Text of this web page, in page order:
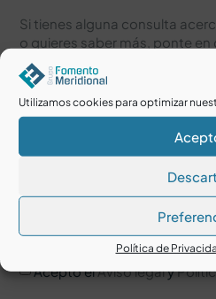
Utilizamos cookies para optimizar
Política de
Si tienes alguna consulta
o quieres saber más, ponte
estamos encantados de
Acepto elAviso legaly